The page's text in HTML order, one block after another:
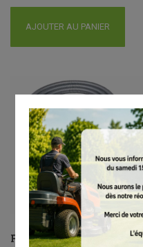
AJOUTER AU PANIER
Flexible, Ø 32 mm